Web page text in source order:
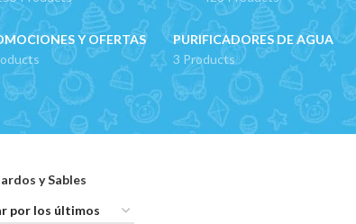
Y OFERTAS
PURIFICADORES DE AGUA
3 Products
y Sables